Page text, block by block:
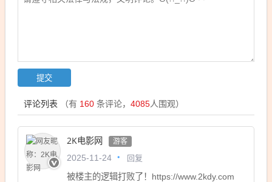
评论列表 （有 160 条评论， 4085人围观）
2K电影网 游客
2025-11-24 回复
被楼主的逻辑打败了！https://www.2kdy.com